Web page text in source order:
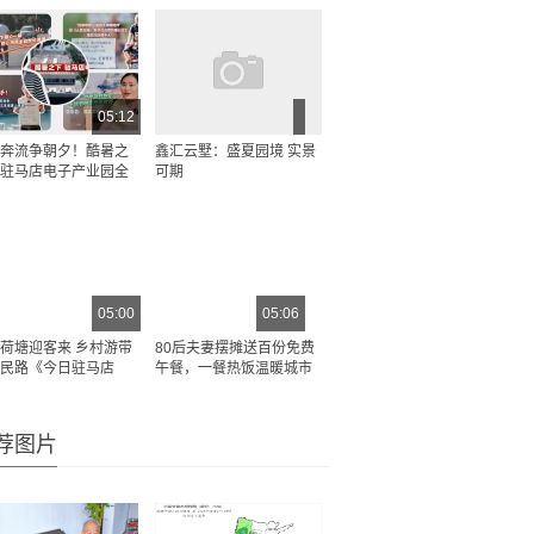
05:12
流争朝夕！酷暑之
马店电子产业园全
鑫汇云墅：盛夏园境 实景
可期
05:00
塘迎客来 乡村游带
路《今日驻马店
05:06
80后夫妻摆摊送百份免费
午餐，一餐热饭温暖城市
图片